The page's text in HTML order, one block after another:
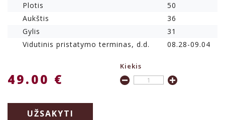
Plotis
50
Aukštis
36
Gylis
31
Vidutinis pristatymo terminas, d.d.
08.28-09.04
49.00 €
Kiekis
UŽSAKYTI